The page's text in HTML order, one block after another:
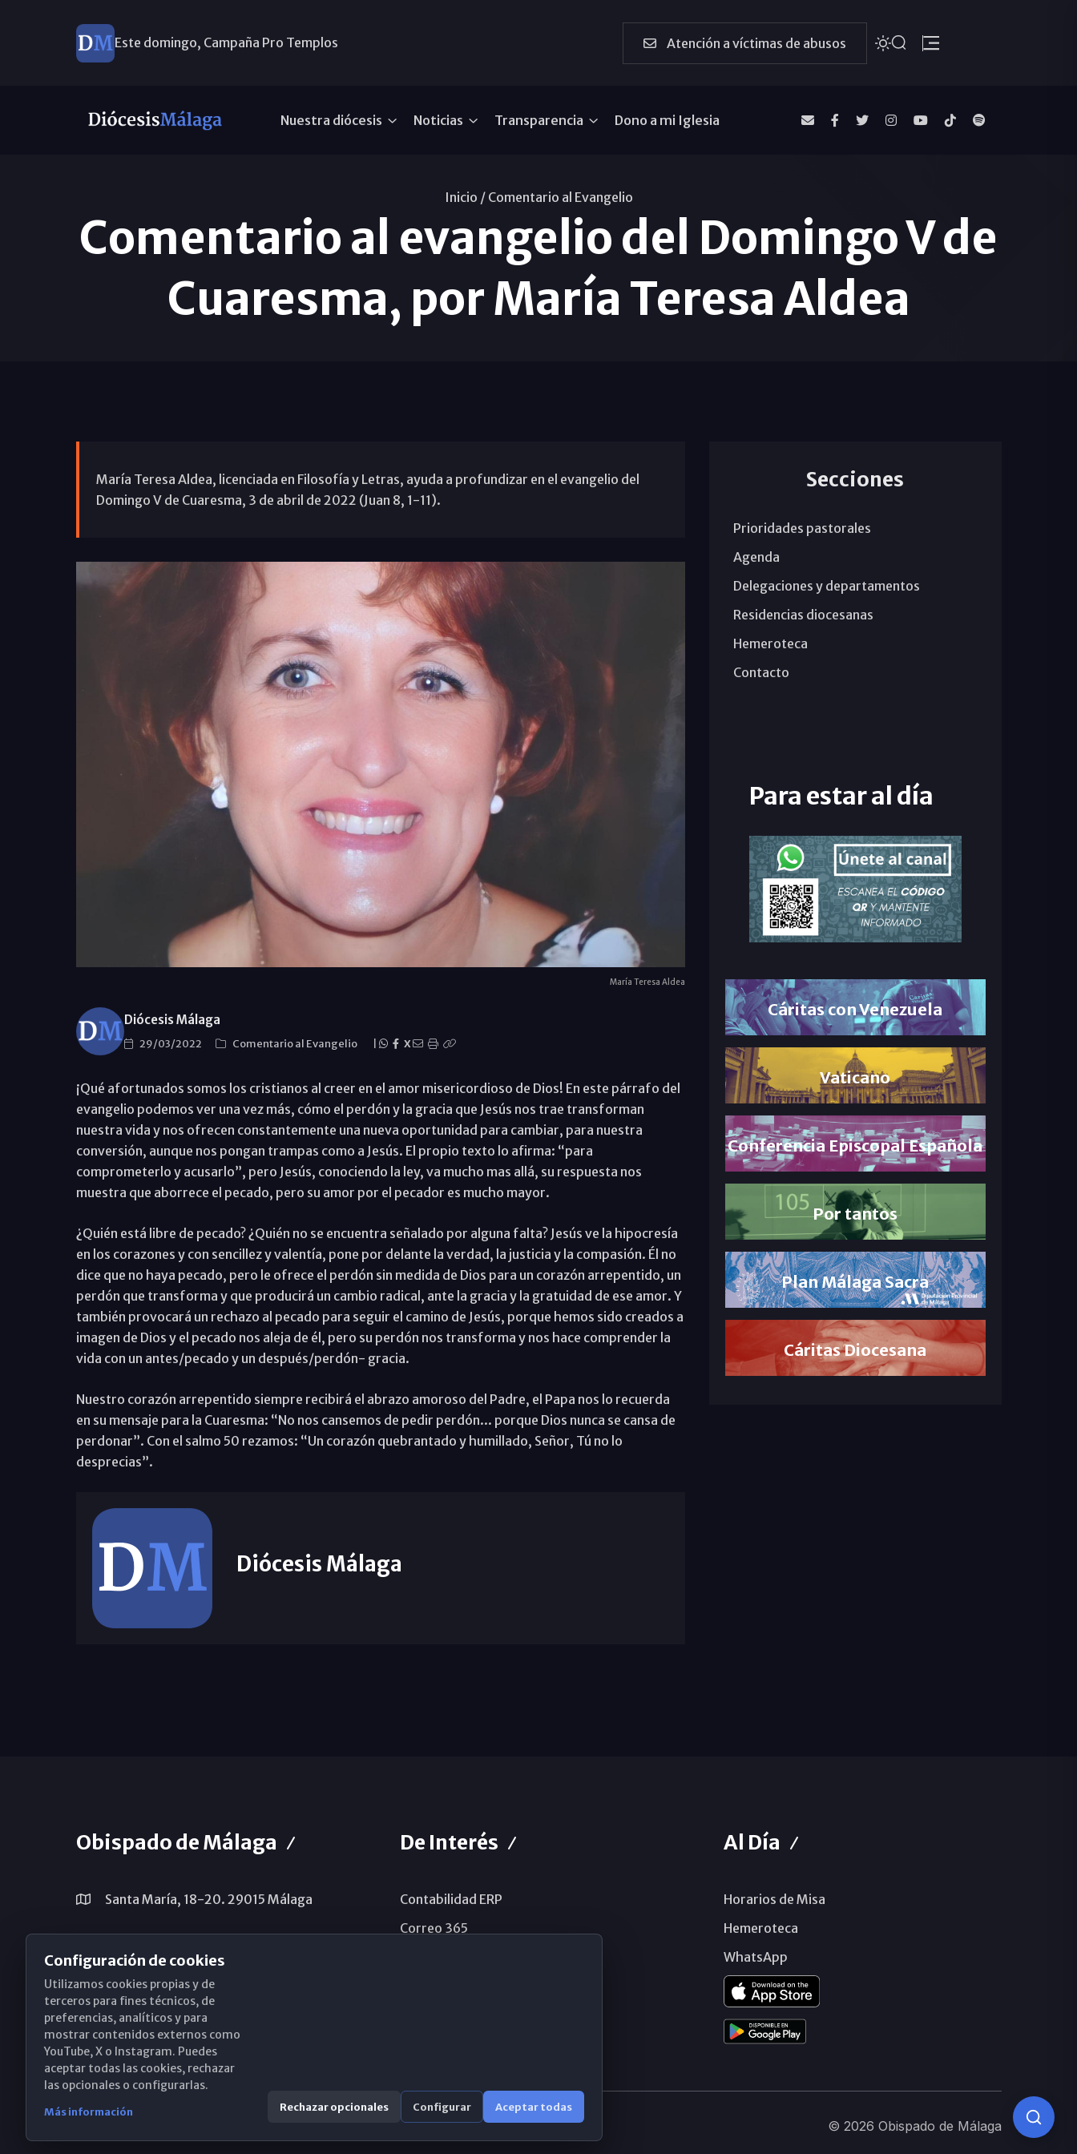
Este domingo, Campaña Pro Templos Atención a víctimas de abusos
Nuestra diócesis Noticias Transparencia Dono a mi Iglesia
Inicio / Comentario al Evangelio
Comentario al evangelio del Domingo V de
Cuaresma, por María Teresa Aldea
María Teresa Aldea, licenciada en Filosofía y Letras, ayuda a profundizar en el evangelio del
Domingo V de Cuaresma, 3 de abril de 2022 (Juan 8, 1-11).
María Teresa Aldea
Diócesis Málaga
29/03/2022 Comentario al Evangelio X
¡Qué afortunados somos los cristianos al creer en el amor misericordioso de Dios! En este párrafo del
evangelio podemos ver una vez más, cómo el perdón y la gracia que Jesús nos trae transforman
nuestra vida y nos ofrecen constantemente una nueva oportunidad para cambiar, para nuestra
conversión, aunque nos pongan trampas como a Jesús. El propio texto lo afirma: “para
comprometerlo y acusarlo”, pero Jesús, conociendo la ley, va mucho mas allá, su respuesta nos
muestra que aborrece el pecado, pero su amor por el pecador es mucho mayor.
¿Quién está libre de pecado? ¿Quién no se encuentra señalado por alguna falta? Jesús ve la hipocresía
en los corazones y con sencillez y valentía, pone por delante la verdad, la justicia y la compasión. Él no
dice que no haya pecado, pero le ofrece el perdón sin medida de Dios para un corazón arrepentido, un
perdón que transforma y que producirá un cambio radical, ante la gracia y la gratuidad de ese amor. Y
también provocará un rechazo al pecado para seguir el camino de Jesús, porque hemos sido creados a
imagen de Dios y el pecado nos aleja de él, pero su perdón nos transforma y nos hace comprender la
vida con un antes/pecado y un después/perdón- gracia.
Nuestro corazón arrepentido siempre recibirá el abrazo amoroso del Padre, el Papa nos lo recuerda
en su mensaje para la Cuaresma: “No nos cansemos de pedir perdón... porque Dios nunca se cansa de
perdonar”. Con el salmo 50 rezamos: “Un corazón quebrantado y humillado, Señor, Tú no lo
desprecias”.
Diócesis Málaga
Secciones
Prioridades pastorales
Agenda
Delegaciones y departamentos
Residencias diocesanas
Hemeroteca
Contacto
Para estar al día
Cáritas con Venezuela
Vaticano
Conferencia Episcopal Española
Por tantos
Plan Málaga Sacra
Cáritas Diocesana
Obispado de Málaga
Santa María, 18-20. 29015 Málaga
obispado@diocesismalaga.es
De Interés
Contabilidad ERP
Correo 365
Al Día
Horarios de Misa
Hemeroteca
WhatsApp
© 2026 Obispado de Málaga
Configuración de cookies
Utilizamos cookies propias y de
terceros para fines técnicos, de
preferencias, analíticos y para
mostrar contenidos externos como
YouTube, X o Instagram. Puedes
aceptar todas las cookies, rechazar
las opcionales o configurarlas.
Más información Rechazar opcionales Configurar Aceptar todas